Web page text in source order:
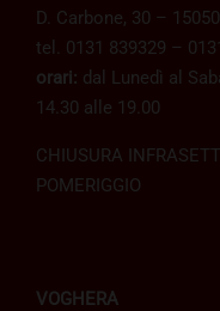
D. Carbone, 30 –
tel. 0131 839329 –
orari: dal Lunedì al
14.30 alle 19.00
CHIUSURA
POMERIGGIO
VOGHERA